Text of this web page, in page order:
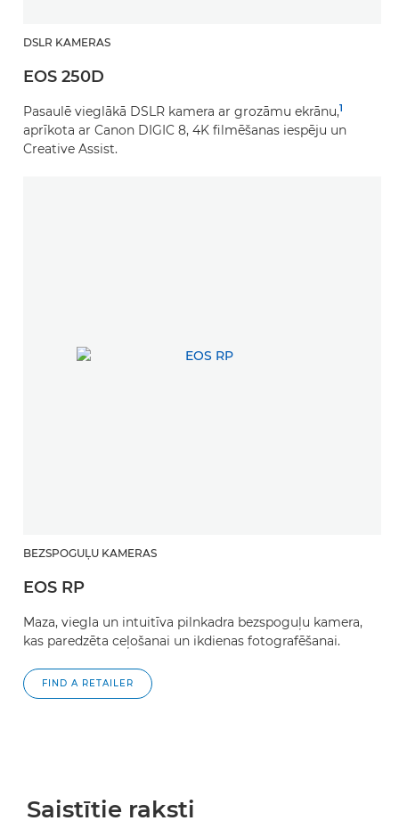
DSLR KAMERAS
EOS 250D
Pasaulē vieglākā DSLR kamera ar grozāmu ekrānu,1
aprīkota ar Canon DIGIC 8, 4K filmēšanas iespēju un
Creative Assist.
BEZSPOGUĻU KAMERAS
EOS RP
Maza, viegla un intuitīva pilnkadra bezspoguļu kamera,
kas paredzēta ceļošanai un ikdienas fotografēšanai.
FIND A RETAILER
Saistītie raksti